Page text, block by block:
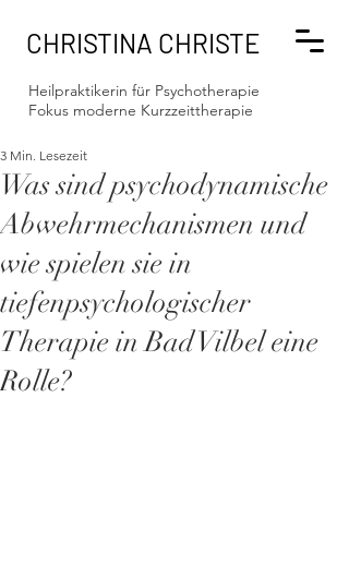
CHRISTINA CHRISTE
Heilpraktikerin für Psychotherapie
Fokus moderne Kurzzeittherapie
Was sind psychodynamische
Abwehrmechanismen und
wie spielen sie in
tiefenpsychologischer
Therapie in Bad Vilbel eine
Rolle?
3 Min. Lesezeit